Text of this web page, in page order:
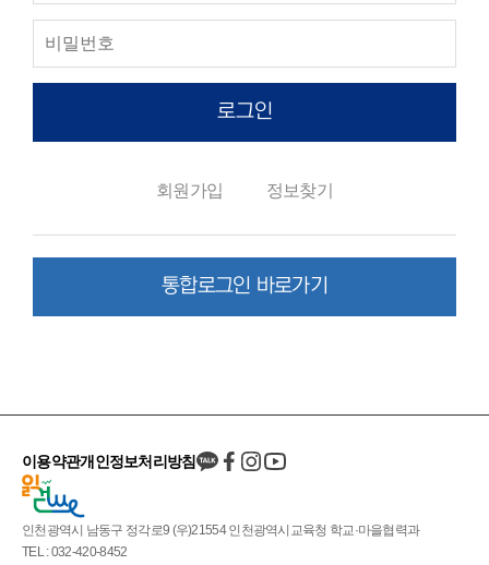
로그인
회원가입 정보찾기
통합로그인 바로가기
인천광역시 남동구 정각로9 (우)21554 인천광역시교육청 학교·마을협력과
TEL : 032-420-8452
이용약관개인정보처리방침